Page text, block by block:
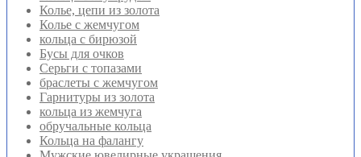
Колье, цепи из золота
Колье с жемчугом
кольца с бирюзой
Бусы для очков
Серьги с топазами
браслеты с жемчугом
Гарнитуры из золота
кольца из жемчуга
обручальные кольца
Кольца на фалангу